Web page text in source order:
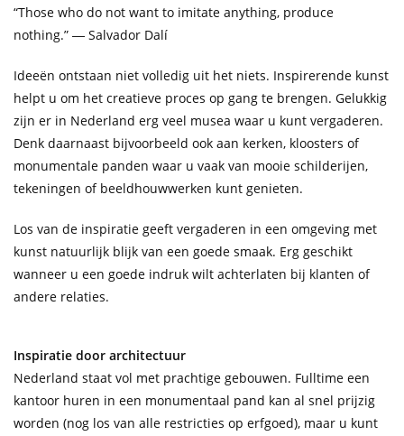
“Those who do not want to imitate anything, produce
nothing.” ― Salvador Dalí
Ideeën ontstaan niet volledig uit het niets. Inspirerende kunst
helpt u om het creatieve proces op gang te brengen. Gelukkig
zijn er in Nederland erg veel musea waar u kunt vergaderen.
Denk daarnaast bijvoorbeeld ook aan kerken, kloosters of
monumentale panden waar u vaak van mooie schilderijen,
tekeningen of beeldhouwwerken kunt genieten.
Los van de inspiratie geeft vergaderen in een omgeving met
kunst natuurlijk blijk van een goede smaak. Erg geschikt
wanneer u een goede indruk wilt achterlaten bij klanten of
andere relaties.
Inspiratie door architectuur
Nederland staat vol met prachtige gebouwen. Fulltime een
kantoor huren in een monumentaal pand kan al snel prijzig
worden (nog los van alle restricties op erfgoed), maar u kunt